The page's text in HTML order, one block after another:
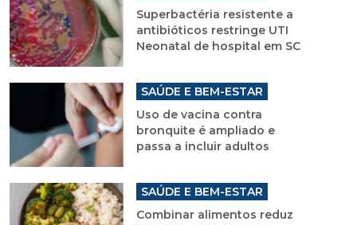
Superbactéria resistente a
antibióticos restringe UTI
Neonatal de hospital em SC
SAÚDE E BEM-ESTAR
Uso de vacina contra
bronquite é ampliado e
passa a incluir adultos
SAÚDE E BEM-ESTAR
Combinar alimentos reduz